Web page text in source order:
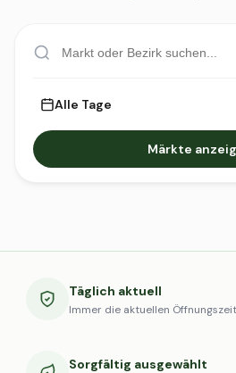
Alle Tage
Märkte
Täglich aktuell
Immer die aktuellen
Sorgfältig ausgewählt